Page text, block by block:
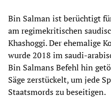
Bin Salman ist berüchtigt
am regimekritischen
Khashoggi. Der ehemalige
wurde 2018 im saudi-
Bin Salmans Befehl hin
Säge zerstückelt, um jede
Staatsmords zu beseitigen.